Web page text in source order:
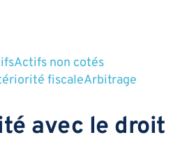
Actifs non cotés
fiscaleArbitrage
avec le droit